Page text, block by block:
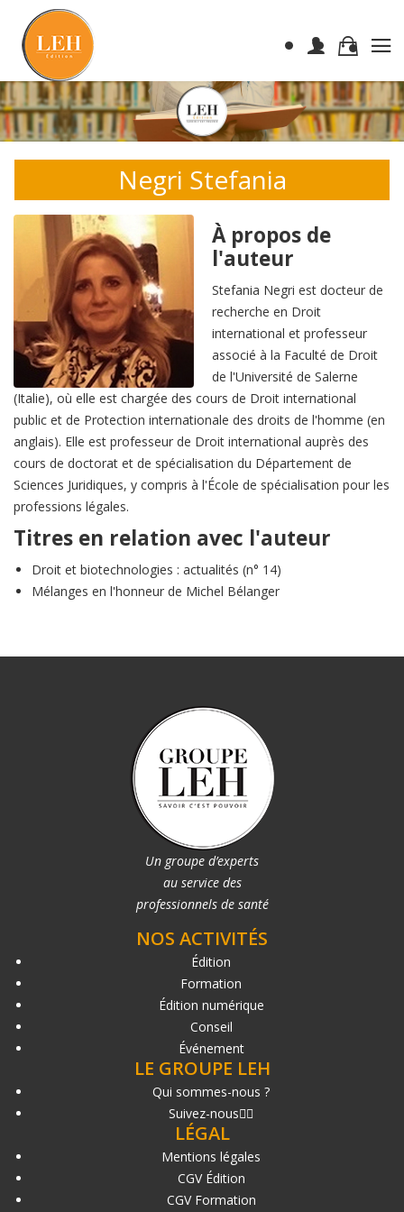
Negri Stefania
À propos de
l'auteur
Stefania Negri est docteur de
recherche en Droit
international et professeur
associé à la Faculté de Droit
de l'Université de Salerne
(Italie), où elle est chargée des cours de Droit international
public et de Protection internationale des droits de l'homme (en
anglais). Elle est professeur de Droit international auprès des
cours de doctorat et de spécialisation du Département de
Sciences Juridiques, y compris à l'École de spécialisation pour les
professions légales.
Titres en relation avec l'auteur
Droit et biotechnologies : actualités (n° 14)
Mélanges en l'honneur de Michel Bélanger
Un groupe d’experts
au service des
professionnels de santé
NOS ACTIVITÉS
Édition
Formation
Édition numérique
Conseil
Événement
LE GROUPE LEH
Qui sommes-nous ?
Suivez-nous
LÉGAL
Mentions légales
CGV Édition
CGV Formation